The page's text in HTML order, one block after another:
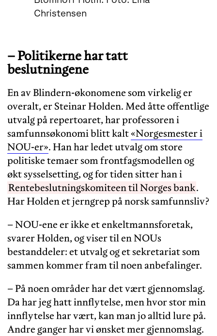
Christensen
– Politikerne har tatt
beslutningene
En av Blindern-økonomene som virkelig er
overalt, er Steinar Holden. Med åtte offentlige
utvalg på repertoaret, har professoren i
samfunnsøkonomi blitt kalt«Norgesmester i
NOU-er». Han har ledet utvalg om store
politiske temaer som frontfagsmodellen og
økt sysselsetting, og for tiden sitter han i
Rentebeslutningskomiteen til Norges bank.
Har Holden et jerngrep på norsk samfunnsliv?
– NOU-ene er ikke et enkeltmannsforetak,
svarer Holden, og viser til en NOUs
bestanddeler: et utvalg og et sekretariat som
sammen kommer fram til noen anbefalinger.
– På noen områder har det vært gjennomslag.
Da har jeg hatt innflytelse, men hvor stor min
innflytelse har vært, kan man jo alltid lure på.
Andre ganger har vi ønsket mer gjennomslag.